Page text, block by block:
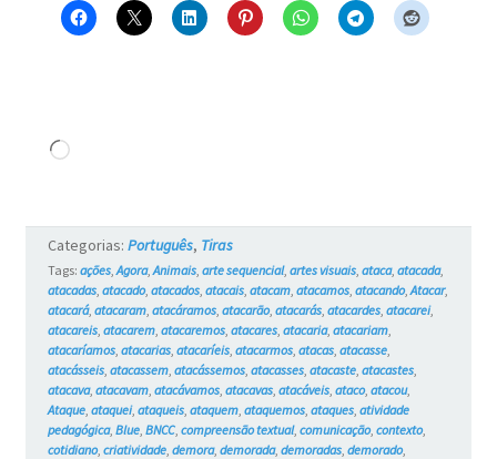
e
Carregando...
Categorias: Português, Tiras
Tags: ações,Agora,Animais, arte sequencial, artes visuais, ataca, atacada,
atacadas, atacado, atacados, atacais, atacam, atacamos, atacando,Atacar,
atacará, atacaram, atacáramos, atacarão, atacarás, atacardes, atacarei,
atacareis, atacarem, atacaremos, atacares, atacaria, atacariam,
atacaríamos, atacarias, atacaríeis, atacarmos, atacas, atacasse,
atacásseis, atacassem, atacássemos, atacasses, atacaste, atacastes,
atacava, atacavam, atacávamos, atacavas, atacáveis, ataco, atacou,
Ataque, ataquei, ataqueis, ataquem, ataquemos, ataques, atividade
pedagógica, Blue, BNCC, compreensão textual, comunicação, contexto,
cotidiano, criatividade, demora, demorada, demoradas, demorado,